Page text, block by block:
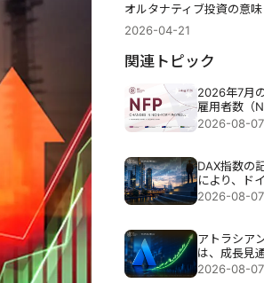
2026-04-21
関連トピック
2026年7月
雇用者数（
回：5万7千
2026-08-07
DAX指数の
により、ド
目標が引き
2026-08-07
アトラシア
は、成長見
かかわらず
2026-08-07